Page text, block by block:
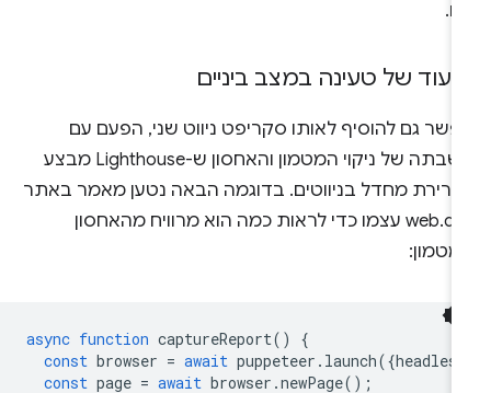
של טעינה במצב ביניים
גם להוסיף לאותו סקריפט ניווט שני, הפעם עם
השבתה של ניקוי המטמון והאחסון ש-Lighthouse מבצע
מחדל בניווטים. בדוגמה הבאה נטען מאמר באתר
web.dev עצמו כדי לראות כמה הוא מרוויח מהאחסון
async function captureReport ()
const browser = await puppeteer.launch({headless
const page = await browser.newPage